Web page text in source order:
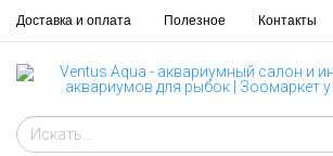
Доставка и оплата Полезное Контакты